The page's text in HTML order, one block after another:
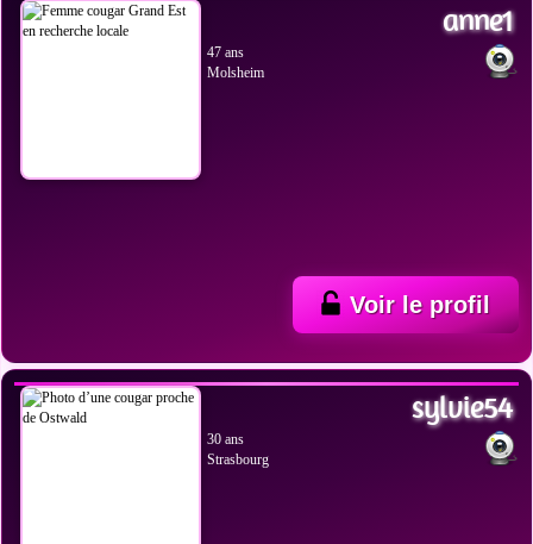
anne1
47 ans
Molsheim
Voir le profil
sylvie54
30 ans
Strasbourg